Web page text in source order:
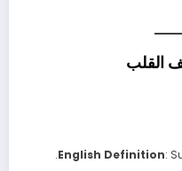
English Definition: